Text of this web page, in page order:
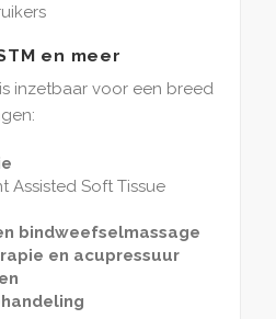
en meer
inzetbaar voor een breed
Assisted Soft Tissue
bindweefselmassage
en acupressuur